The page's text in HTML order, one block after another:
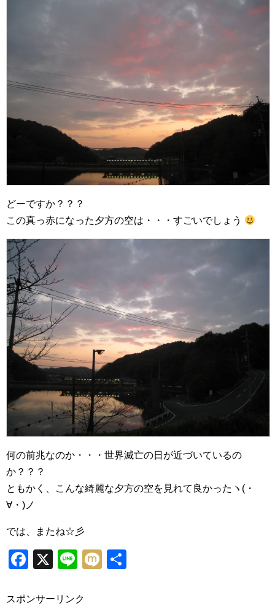
どーですか？？？
この真っ赤になった夕方の空は・・・すごいでしょう
何の前兆なのか・・・世界滅亡の日が近づいているの
か？？？
ともかく、こんな綺麗な夕方の空を見れて良かったヽ(・
∀・)ノ
では、またね☆彡
Facebook
X LineMixi
スポンサーリンク